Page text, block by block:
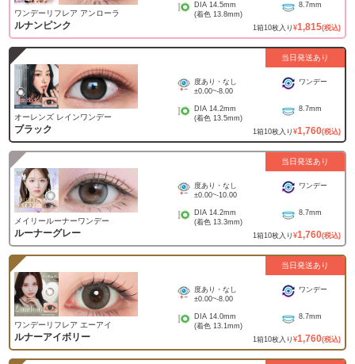
ワンデーリフレア アンローラ
ルナンピンク
DIA 14.5mm
(着色 13.8mm)
8.7mm
1箱10枚入り ¥1,815(税込)
当日発送あり
オーレンズ レインワンデー
ブラック
度あり・なし
±0.00~-8.00
ワンデー
DIA 14.2mm
(着色 13.5mm)
8.7mm
1箱10枚入り ¥1,760(税込)
当日発送あり
メイリールーナーワンデー
ルーナーグレー
度あり・なし
±0.00~-10.00
ワンデー
DIA 14.2mm
(着色 13.3mm)
8.7mm
1箱10枚入り ¥1,760(税込)
当日発送あり
ワンデーリフレア エーアイ
ルナーアイボリー
度あり・なし
±0.00~-8.00
ワンデー
DIA 14.0mm
(着色 13.1mm)
8.7mm
1箱10枚入り ¥1,760(税込)